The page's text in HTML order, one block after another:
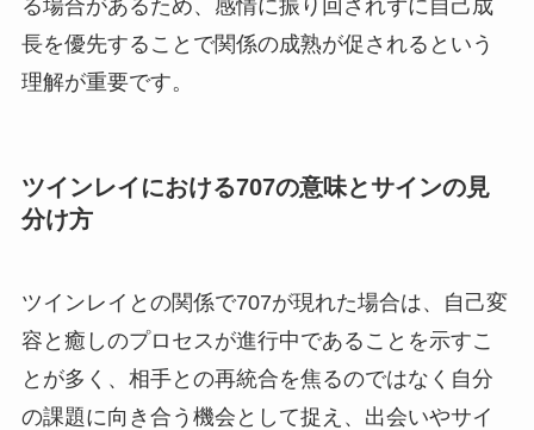
る場合があるため、感情に振り回されずに自己成
長を優先することで関係の成熟が促されるという
理解が重要です。
ツインレイにおける707の意味とサインの見
分け方
ツインレイとの関係で707が現れた場合は、自己変
容と癒しのプロセスが進行中であることを示すこ
とが多く、相手との再統合を焦るのではなく自分
の課題に向き合う機会として捉え、出会いやサイ